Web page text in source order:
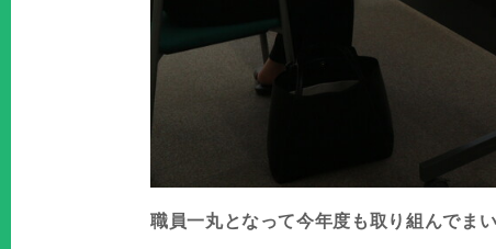
職員一丸となって今年度も取り組んでま